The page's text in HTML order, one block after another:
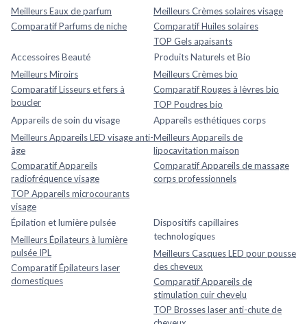
Meilleurs Eaux de parfum
Comparatif Parfums de niche
Meilleurs Crèmes solaires visage
Comparatif Huiles solaires
TOP Gels apaisants
Accessoires Beauté
Meilleurs Miroirs
Comparatif Lisseurs et fers à
boucler
Produits Naturels et Bio
Meilleurs Crèmes bio
Comparatif Rouges à lèvres bio
TOP Poudres bio
Appareils de soin du visage
Meilleurs Appareils LED visage anti-
âge
Comparatif Appareils
radiofréquence visage
TOP Appareils microcourants
visage
Appareils esthétiques corps
Meilleurs Appareils de
lipocavitation maison
Comparatif Appareils de massage
corps professionnels
Épilation et lumière pulsée
Meilleurs Épilateurs à lumière
pulsée IPL
Comparatif Épilateurs laser
domestiques
Dispositifs capillaires
technologiques
Meilleurs Casques LED pour pousse
des cheveux
Comparatif Appareils de
stimulation cuir chevelu
TOP Brosses laser anti-chute de